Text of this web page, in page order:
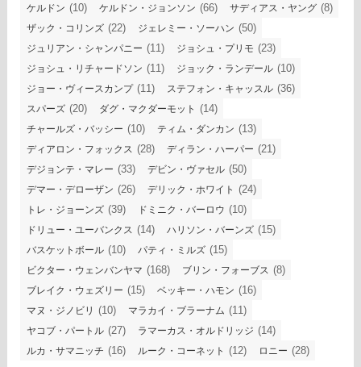
ケルドン (10) ケルドン・ジョンソン (66) サディアス・ヤング (8)
ザック・コリンズ (22) ジェレミー・ソーハン (50)
ジュリアン・シャンパニー (11) ジョシュ・プリモ (23)
ジョシュ・リチャードソン (11) ジョック・ランデール (10)
ジョー・ヴィースカンプ(11) ステフォン・キャッスル (36)
スパーズ (20) ダグ・マクダーモット (14)
チャールズ・バッシー (10) ティム・ダンカン (13)
ディアロン・フォックス (28) ディラン・ハーパー (21)
デジョンテ・マレー (33) デビン・ヴァセル (50)
デマー・デローザン (26) デリック・ホワイト (24)
トレ・ジョーンズ (39) ドミニク・バーロウ (10)
ドリュー・ユーバンクス (14) ハリソン・バーンズ (15)
バスケットボール (10) パティ・ミルズ (15)
ビクター・ウェンバンヤマ (168) ブリン・フォーブス (8)
ブレイク・ウェズリー (15) ベッキー・ハモン (16)
マヌ・ジノビリ (10) マラカイ・ブラーナム (11)
ヤコブ・パートル (27) ラマーカス・オルドリッジ (14)
ルカ・サマニッチ (16) ルーク・コーネット (12) ロニー (28)